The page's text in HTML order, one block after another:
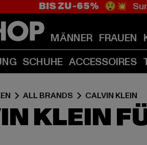
BIS ZU -65% 😲💥
MÄNNER FRAUEN
SCHUHE ACCESSOIRES
ALL BRANDS CALVIN KLEIN
KLEIN